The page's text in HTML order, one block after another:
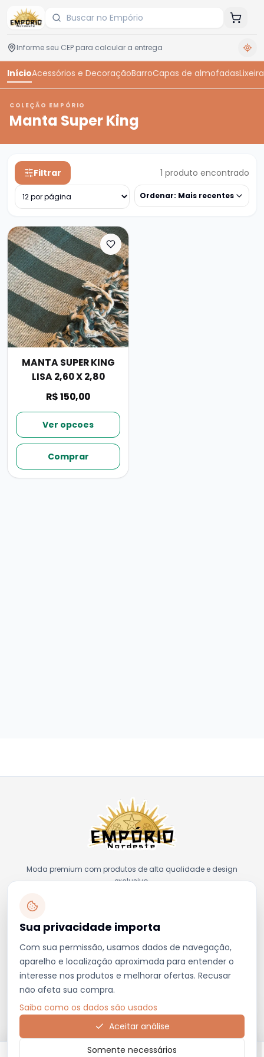
InícioAcessórios e DecoraçãoBarroCapas de almofadasLixeira
COLEÇÃO EMPÓRIO
Manta Super King
Filtrar 1 produto encontrado
Ordenar: Mais recentes
MANTA SUPER KING
LISA 2,60 X 2,80
R$ 150,00
Ver opcoes
Comprar
Moda premium com produtos de alta qualidade e design
exclusivo.
FORMAS DE PAGAMENTO
COMPRA SEGURA
Sua privacidade importa
Com sua permissão, usamos dados de navegação,
aparelho e localização aproximada para entender o
interesse nos produtos e melhorar ofertas. Recusar
não afeta sua compra.
Saiba como os dados são usados
Aceitar análise
Somente necessários